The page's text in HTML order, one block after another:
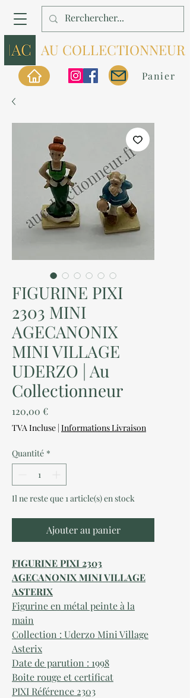
AU COLLECTIONNEUR
Panier
FIGURINE PIXI
2303 MINI
AGECANONIX
MINI VILLAGE
UDERZO | Au
Collectionneur
120,00 €Prix
TVA Incluse | Informations Livraison
Quantité *
Il ne reste que 1 article(s) en stock
Ajouter au panier
FIGURINE PIXI 2303
AGECANONIX MINI VILLAGE
ASTERIX
Figurine en métal peinte à la
main
Collection : Uderzo Mini Village
Asterix
Date de parution : 1998
Boite rouge et certificat
PIXI Référence 2303